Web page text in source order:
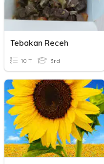
Tebakan Receh
10 T 3rd